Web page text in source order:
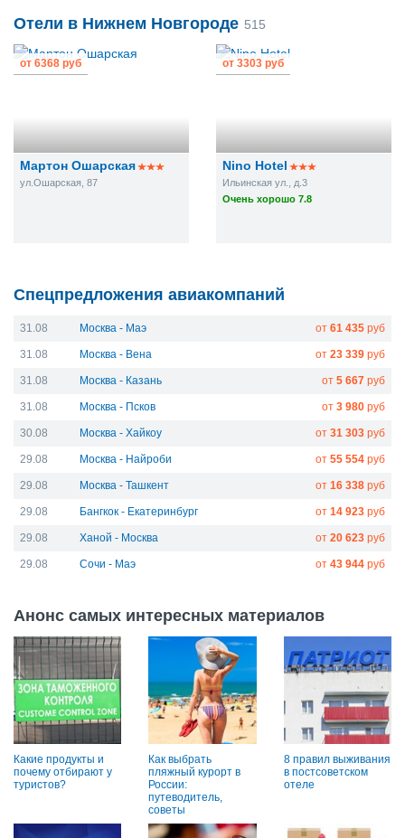
Отели в Нижнем Новгороде 515
Мартон Ошарская
ул.Ошарская, 87
от 6368 руб
Nino Hotel
Ильинская ул., д.3
Очень хорошо 7.8
от 3303 руб
Спецпредложения авиакомпаний
31.08 Москва - Маэ от 61 435 руб
31.08 Москва - Вена от 23 339 руб
31.08 Москва - Казань от 5 667 руб
31.08 Москва - Псков от 3 980 руб
30.08 Москва - Хайкоу от 31 303 руб
29.08 Москва - Найроби от 55 554 руб
29.08 Москва - Ташкент от 16 338 руб
29.08 Бангкок - Екатеринбург от 14 923 руб
29.08 Ханой - Москва от 20 623 руб
29.08 Сочи - Маэ от 43 944 руб
Анонс самых интересных материалов
Какие продукты и
почему отбирают у
туристов?
Как выбрать
пляжный курорт в
России:
путеводитель,
советы
8 правил выживания
в постсоветском
отеле